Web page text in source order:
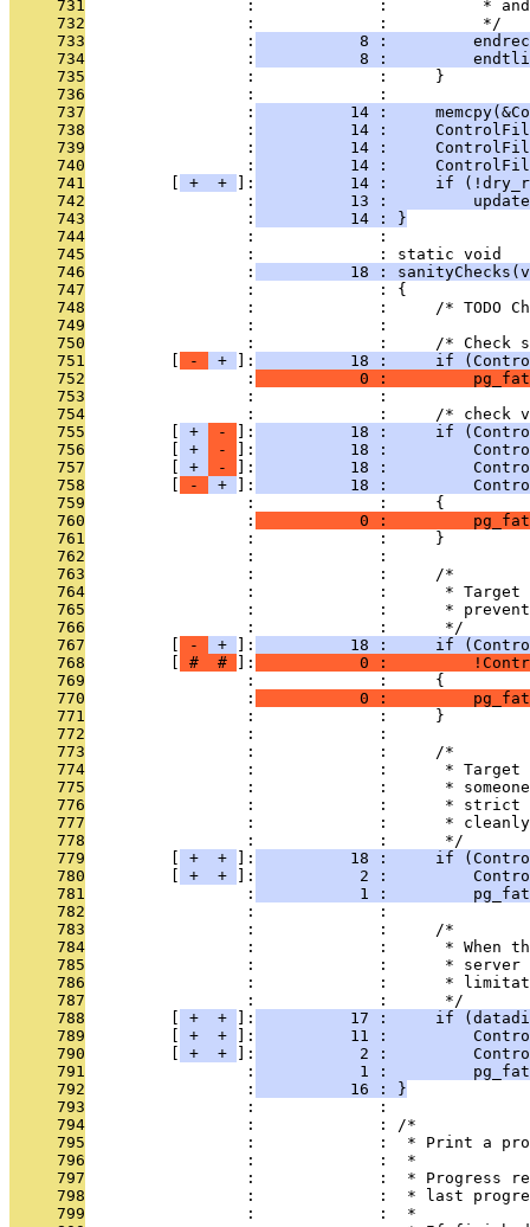
     731
:             :          *
     732
                 :             :          */
     733
                 :
8 :
     734
                 :
8 :
     735
                 :             :     }
     736
                 :             :
     737
                 :
14 :
     738
                 :
14 :
     739
                 :
14 :
     740
                 :
14 :
     741
+ + ]:
14 :     if
     742
                 :
13 :
     743
                 :
          14 : }
     744
                 :             :
     745
                 :             : static void
     746
                 :
18 :
     747
                 :             : {
     748
:             :     /* TODO
     749
                 :             :
     750
:             :     /* Check
     751
- + ]:
18 :     if
     752
                 :
0 :
     753
                 :             :
     754
:             :     /* check
     755
+ - ]:
18 :     if
     756
+ - ]:
18 :
     757
+ - ]:
18 :
     758
- + ]:
18 :
     759
                 :             :     {
     760
                 :
0 :
     761
                 :             :     }
     762
                 :             :
     763
                 :             :     /*
     764
:             :      *
     765
:             :      *
     766
                 :             :      */
     767
- + ]:
18 :     if
     768
# # ]:
0 :
     769
                 :             :     {
     770
                 :
0 :
     771
                 :             :     }
     772
                 :             :
     773
                 :             :     /*
     774
:             :      *
     775
:             :      *
     776
:             :      *
     777
:             :      *
     778
                 :             :      */
     779
+ + ]:
18 :     if
     780
+ + ]:
2 :
     781
                 :
1 :
     782
                 :             :
     783
                 :             :     /*
     784
:             :      * When
     785
:             :      *
     786
:             :      *
     787
                 :             :      */
     788
+ + ]:
17 :     if
     789
+ + ]:
11 :
     790
+ + ]:
2 :
     791
                 :
1 :
     792
                 :
          16 : }
     793
                 :             :
     794
                 :             : /*
     795
:             :  * Print a
     796
                 :             :  *
     797
:             :  * Progress
     798
:             :  * last
     799
                 :             :  *